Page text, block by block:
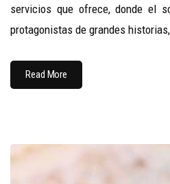
servicios que ofrece, donde el
protagonistas de grandes
Read More